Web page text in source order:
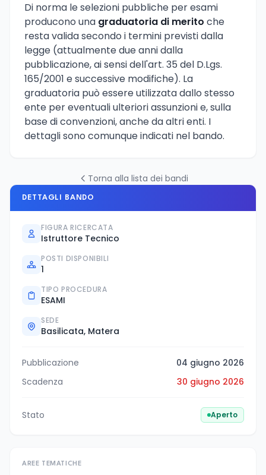
Di norma le selezioni pubbliche per esami
producono una graduatoria di merito che
resta valida secondo i termini previsti dalla
legge (attualmente due anni dalla
pubblicazione, ai sensi dell'art. 35 del D.Lgs.
165/2001 e successive modifiche). La
graduatoria può essere utilizzata dallo stesso
ente per eventuali ulteriori assunzioni e, sulla
base di convenzioni, anche da altri enti. I
dettagli sono comunque indicati nel bando.
Torna alla lista dei bandi
DETTAGLI BANDO
FIGURA RICERCATA
Istruttore Tecnico
POSTI DISPONIBILI
1
TIPO PROCEDURA
ESAMI
SEDE
Basilicata, Matera
Pubblicazione
04 giugno 2026
Scadenza
30 giugno 2026
Stato Aperto
AREE TEMATICHE